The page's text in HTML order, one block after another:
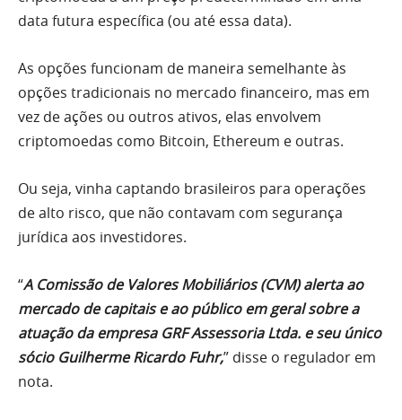
data futura específica (ou até essa data).
As opções funcionam de maneira semelhante às
opções tradicionais no mercado financeiro, mas em
vez de ações ou outros ativos, elas envolvem
criptomoedas como Bitcoin, Ethereum e outras.
Ou seja, vinha captando brasileiros para operações
de alto risco, que não contavam com segurança
jurídica aos investidores.
“A Comissão de Valores Mobiliários (CVM) alerta ao
mercado de capitais e ao público em geral sobre a
atuação da empresa GRF Assessoria Ltda. e seu único
sócio Guilherme Ricardo Fuhr,” disse o regulador em
nota.